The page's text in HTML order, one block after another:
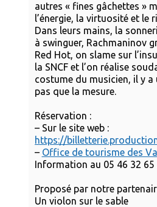
autres « fines gâchettes »
l’énergie, la virtuosité et le
Dans leurs mains, la
à swinguer, Rachmaninov
Red Hot, on slame sur
la SNCF et l’on réalise
costume du musicien, il y a
pas que la mesure.
Réservation :
– Sur le site web :
https://
– Office de tourisme des
Information au 05 46 32 65
Proposé par notre
Un violon sur le sable